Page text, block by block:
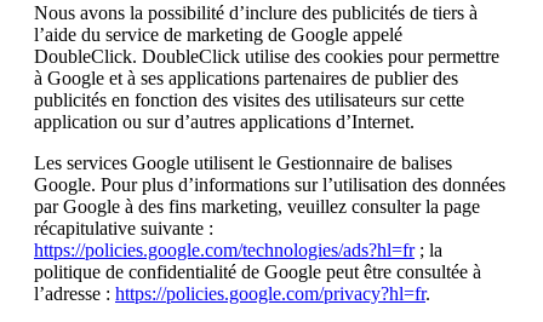
Nous avons la possibilité d’inclure des publicités de tiers à
l’aide du service de marketing de Google appelé
DoubleClick. DoubleClick utilise des cookies pour permettre
à Google et à ses applications partenaires de publier des
publicités en fonction des visites des utilisateurs sur cette
application ou sur d’autres applications d’Internet.
Les services Google utilisent le Gestionnaire de balises
Google. Pour plus d’informations sur l’utilisation des données
par Google à des fins marketing, veuillez consulter la page
récapitulative suivante :
https://policies.google.com/technologies/ads?hl=fr; la
politique de confidentialité de Google peut être consultée à
l’adresse : https://policies.google.com/privacy?hl=fr.